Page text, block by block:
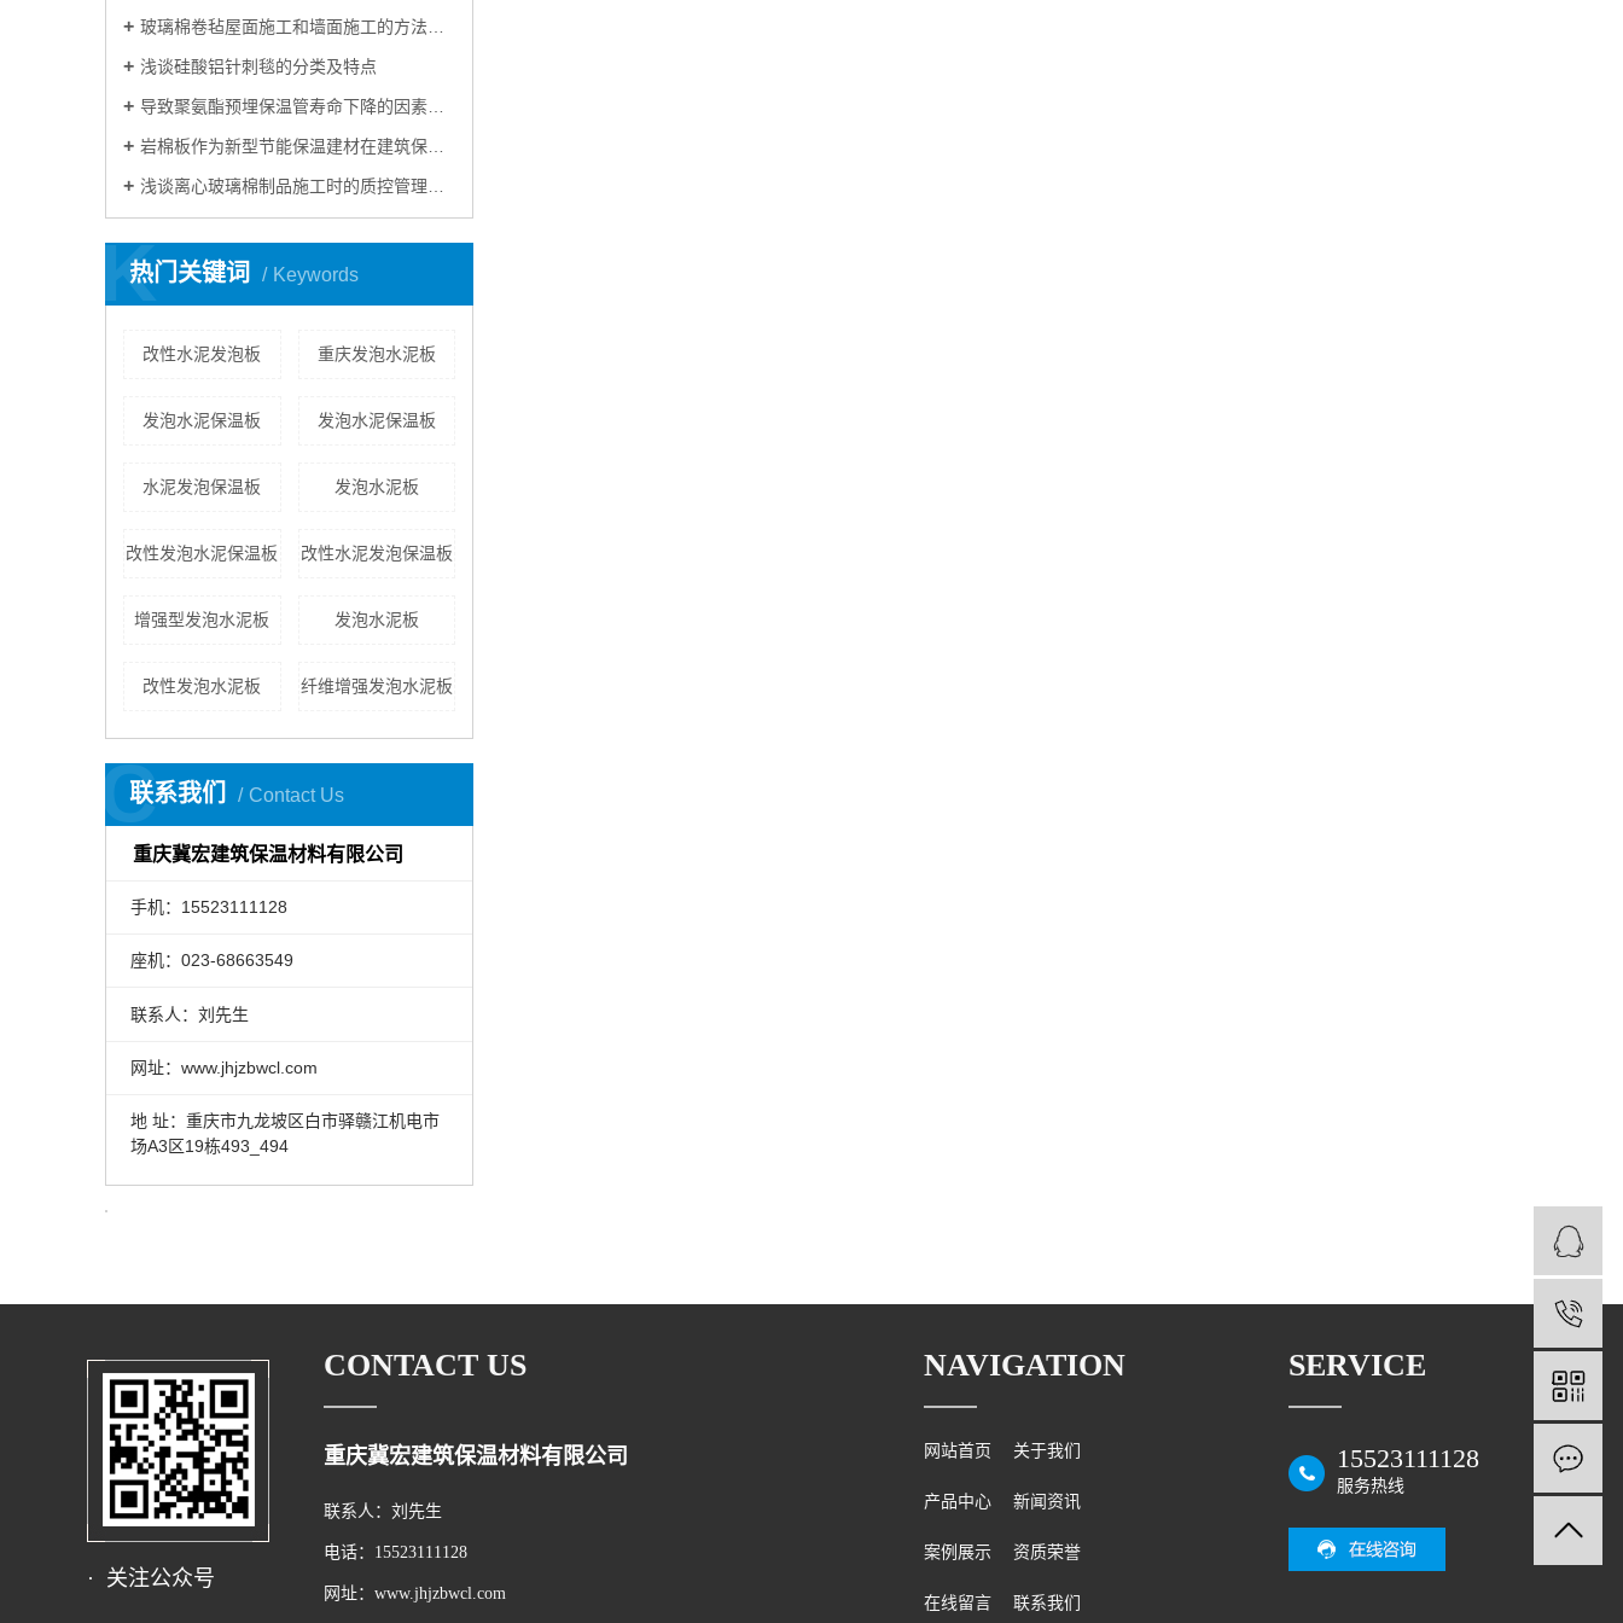
玻璃棉卷毡屋面施工和墙面施工的方法及注意事项
浅谈硅酸铝针刺毯的分类及特点
导致聚氨酯预埋保温管寿命下降的因素有哪些？
岩棉板作为新型节能保温建材在建筑保温材料行业的应用占比将越来越大
浅谈离心玻璃棉制品施工时的质控管理及作业条件
热门关键词 Keywords
K
改性水泥发泡板 重庆发泡水泥板
​发泡水泥保温板 发泡水泥保温板
水泥发泡保温板 ​发泡水泥板
改性发泡水泥保温板 改性水泥发泡保温板
增强型发泡水泥板 发泡水泥板
改性发泡水泥板 纤维增强发泡水泥板
联系我们 Contact Us
C
重庆冀宏建筑保温材料有限公司
手机：15523111128
座机：023-68663549
联系人：刘先生
网址：www.jhjzbwcl.com
地 址：重庆市九龙坡区白市驿赣江机电市
场A3区19栋493_494
· 关注公众号
CONTACT US
重庆冀宏建筑保温材料有限公司
联系人：刘先生
电话：15523111128
网址：www.jhjzbwcl.com
NAVIGATION
网站首页 关于我们
产品中心 新闻资讯
案例展示 资质荣誉
在线留言 联系我们
SERVICE
15523111128
服务热线